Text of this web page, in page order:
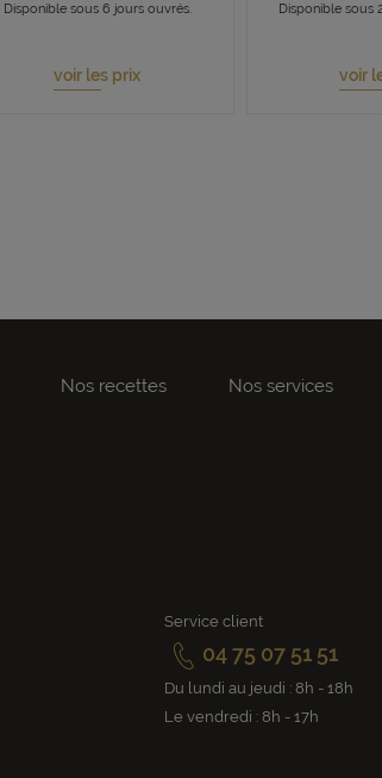
Disponible sous 6 jours ouvrés.
voir les prix
Disponible sous
voir
Nos recettes Nos services
Service client
04 75 07 51 51
Du lundi au jeudi : 8h - 18h
Le vendredi : 8h - 17h